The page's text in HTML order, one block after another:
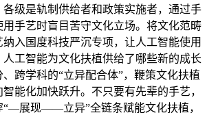
级是轨制供给者和政策实施者，通过手
手艺时盲目苦守文化立场。将文化范畴
入国度科技严沉专项，让人工智能使用
人工智能为文化扶植供给了哪些新的成长
跨学科的“立异配合体”，鞭策文化扶植
能化加快跃升。不只要有先辈的手艺，
“—展现——立异”全链条赋能文化扶植，